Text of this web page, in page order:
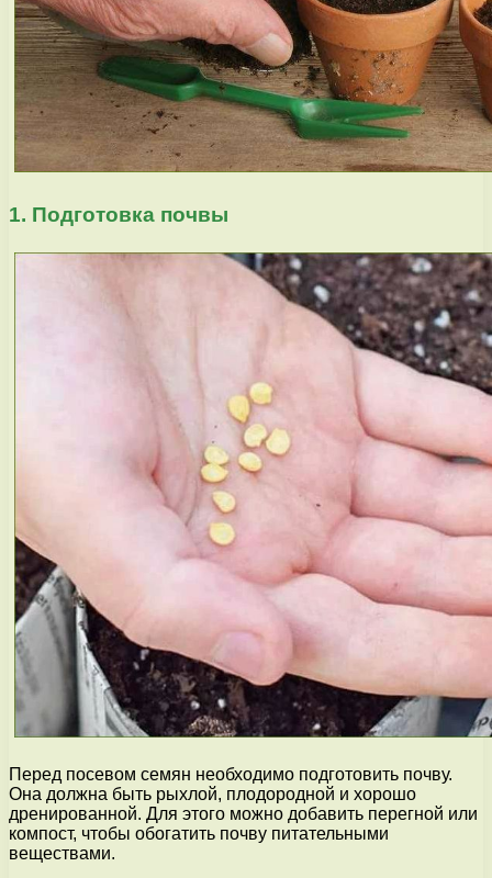
1. Подготовка почвы
Перед посевом семян необходимо подготовить почву.
Она должна быть рыхлой, плодородной и хорошо
дренированной. Для этого можно добавить перегной или
компост, чтобы обогатить почву питательными
веществами.